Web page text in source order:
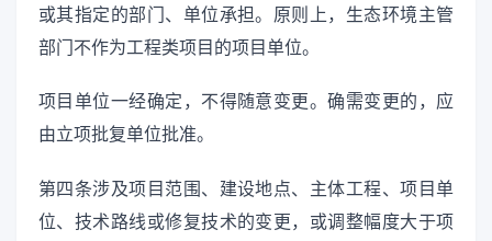
或其指定的部门、单位承担。原则上，生态环境主管
部门不作为工程类项目的项目单位。
项目单位一经确定，不得随意变更。确需变更的，应
由立项批复单位批准。
第四条涉及项目范围、建设地点、主体工程、项目单
位、技术路线或修复技术的变更，或调整幅度大于项